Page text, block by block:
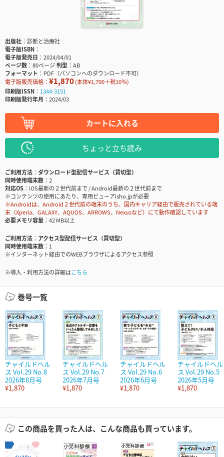
出版社
診断と治療社
電子版ISBN
電子版発売日
2024/04/01
ページ数
80ページ判型
AB
フォーマット
PDF（パソコンへのダウンロード不可）
電子版販売価格： ¥1,870(本体¥1,700＋税10％)
印刷版ISSN
1344-3151
印刷版発行年月
2024/03
カートに入れる
ちょっと立ち読み
ご利用方法
ダウンロード型配信サービス（買切型）
同時使用端末数
2
対応OS
iOS最新の２世代前まで / Android最新の２世代前まで
※コンテンツの使用にあたり、専用ビューアisho.jpが必要
※Androidは、Android２世代前の端末のうち、国内キャリア経由で販売されている端
末（Xperia、GALAXY、AQUOS、ARROWS、Nexusなど）にて動作確認しています
必要メモリ容量
42 MB以上
ご利用方法
アクセス型配信サービス（買切型）
同時使用端末数
1
※インターネット経由でのWEBブラウザによるアクセス参照
※導入・利用方法の詳細はこちら
巻号一覧
チャイルドヘル
ス Vol.29 No.8
2026年8月号
¥1,870
チャイルドヘル
ス Vol.29 No.7
2026年7月号
¥1,870
チャイルドヘル
ス Vol.29 No.6
2026年6月号
¥1,870
チャイルドヘル
ス Vol.29 No.5
2026年5月号
¥1,870
この商品を買った人は、こんな商品も買っています。